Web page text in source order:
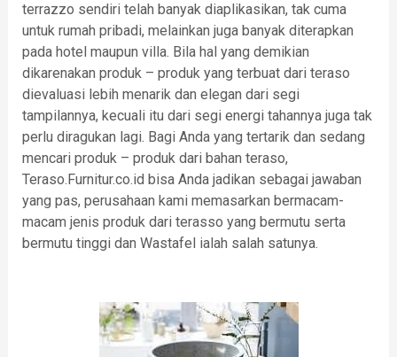
terrazzo sendiri telah banyak diaplikasikan, tak cuma
untuk rumah pribadi, melainkan juga banyak diterapkan
pada hotel maupun villa. Bila hal yang demikian
dikarenakan produk – produk yang terbuat dari teraso
dievaluasi lebih menarik dan elegan dari segi
tampilannya, kecuali itu dari segi energi tahannya juga tak
perlu diragukan lagi. Bagi Anda yang tertarik dan sedang
mencari produk – produk dari bahan teraso,
Teraso.Furnitur.co.id bisa Anda jadikan sebagai jawaban
yang pas, perusahaan kami memasarkan bermacam-
macam jenis produk dari terasso yang bermutu serta
bermutu tinggi dan Wastafel ialah salah satunya.